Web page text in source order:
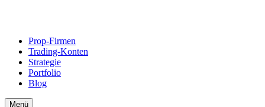
Prop-Firmen
Trading-Konten
Strategie
Portfolio
Blog
Menü